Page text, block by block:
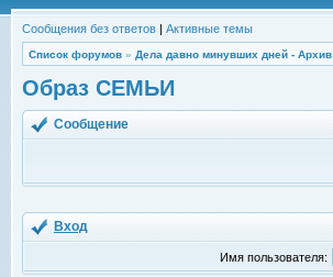
Сообщения без ответов | Активные темы
Список форумов » Дела давно минувших дней - Архив
Образ СЕМЬИ
Сообщение
Вход
Имя пользователя: